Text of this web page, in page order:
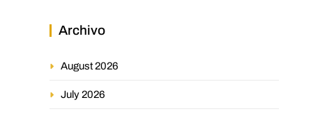
Archivo
August 2026
July 2026